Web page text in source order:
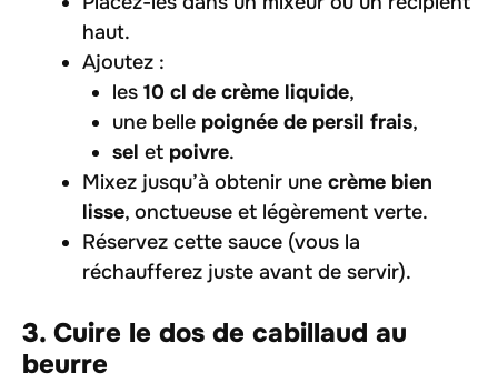
haut.
Ajoutez :
les 10 cl de crème liquide,
une belle poignée de persil frais,
sel et poivre.
Mixez jusqu’à obtenir une crème bien
lisse, onctueuse et légèrement verte.
Réservez cette sauce (vous la
réchaufferez juste avant de servir).
3. Cuire le dos de cabillaud au
beurre